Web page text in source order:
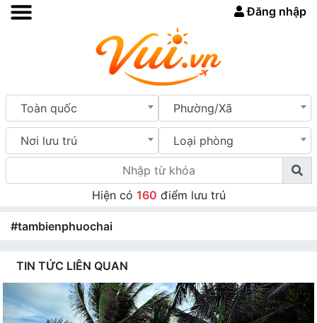
Đăng nhập
Toàn quốc Phường/Xã
Nơi lưu trú Loại phòng
Hiện có 160 điểm lưu trú
#tambienphuochai
TIN TỨC LIÊN QUAN